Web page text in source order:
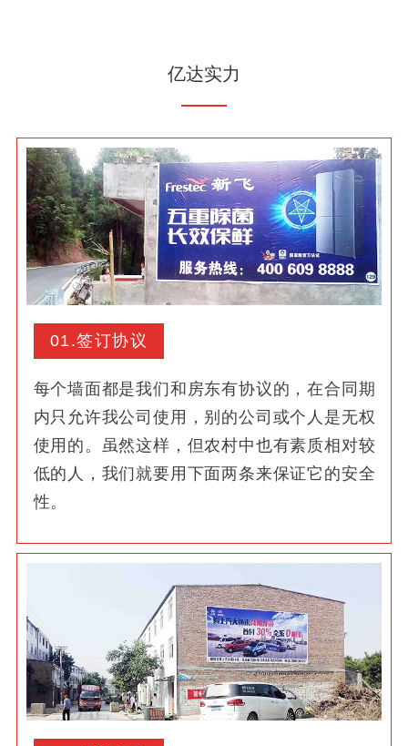
亿达实力
01.签订协议
每个墙面都是我们和房东有协议的，在合同期
内只允许我公司使用，别的公司或个人是无权
使用的。虽然这样，但农村中也有素质相对较
低的人，我们就要用下面两条来保证它的安全
性。